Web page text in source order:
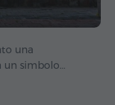
una
un simbolo
e per il suo